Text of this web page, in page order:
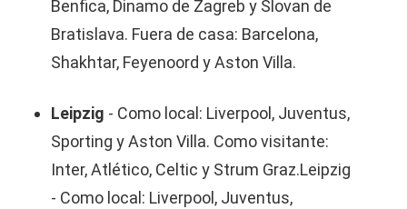
Benfica, Dinamo de Zagreb y Slovan de
Bratislava. Fuera de casa: Barcelona,
Shakhtar, Feyenoord y Aston Villa.
Leipzig - Como local: Liverpool, Juventus,
Sporting y Aston Villa. Como visitante:
Inter, Atlético, Celtic y Strum Graz.Leipzig
- Como local: Liverpool, Juventus,